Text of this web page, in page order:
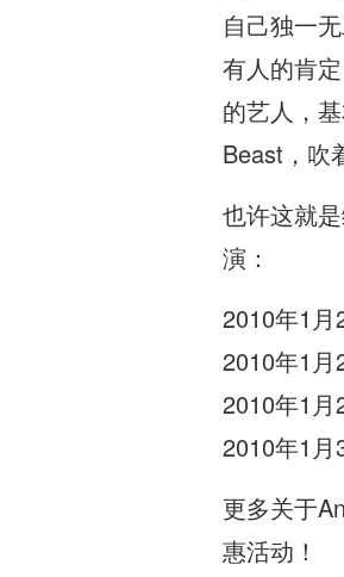
自己独一
有人的肯
的艺人，
Beast，吹
也许这就
演：
2010年1
2010年1
2010年1
2010年1
更多关于
惠活动！